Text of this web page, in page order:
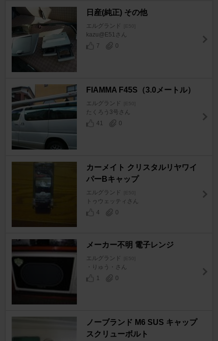
日産(純正) その他
エルグランド [E50]
kazu@E51さん
7
0
FIAMMA F45S（3.0メートル）
エルグランド [E50]
たくろう3号さん
41
0
カーメイト クリスタルリヤワイ
パーBキャップ
エルグランド [E50]
トゥウェッティさん
4
0
メーカー不明 電子レンジ
エルグランド [E50]
・りゅう・さん
1
0
ノーブランド M6 SUS キャップ
スクリューボルト